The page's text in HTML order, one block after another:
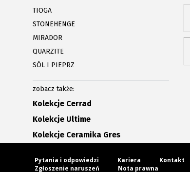
TIOGA
STONEHENGE
MIRADOR
QUARZITE
SÓL I PIEPRZ
zobacz także:
Kolekcje Cerrad
Kolekcje Ultime
Kolekcje Ceramika Gres
Pytania i odpowiedzi Kariera Kontakt
Zgłoszenie naruszeń
Nota prawna